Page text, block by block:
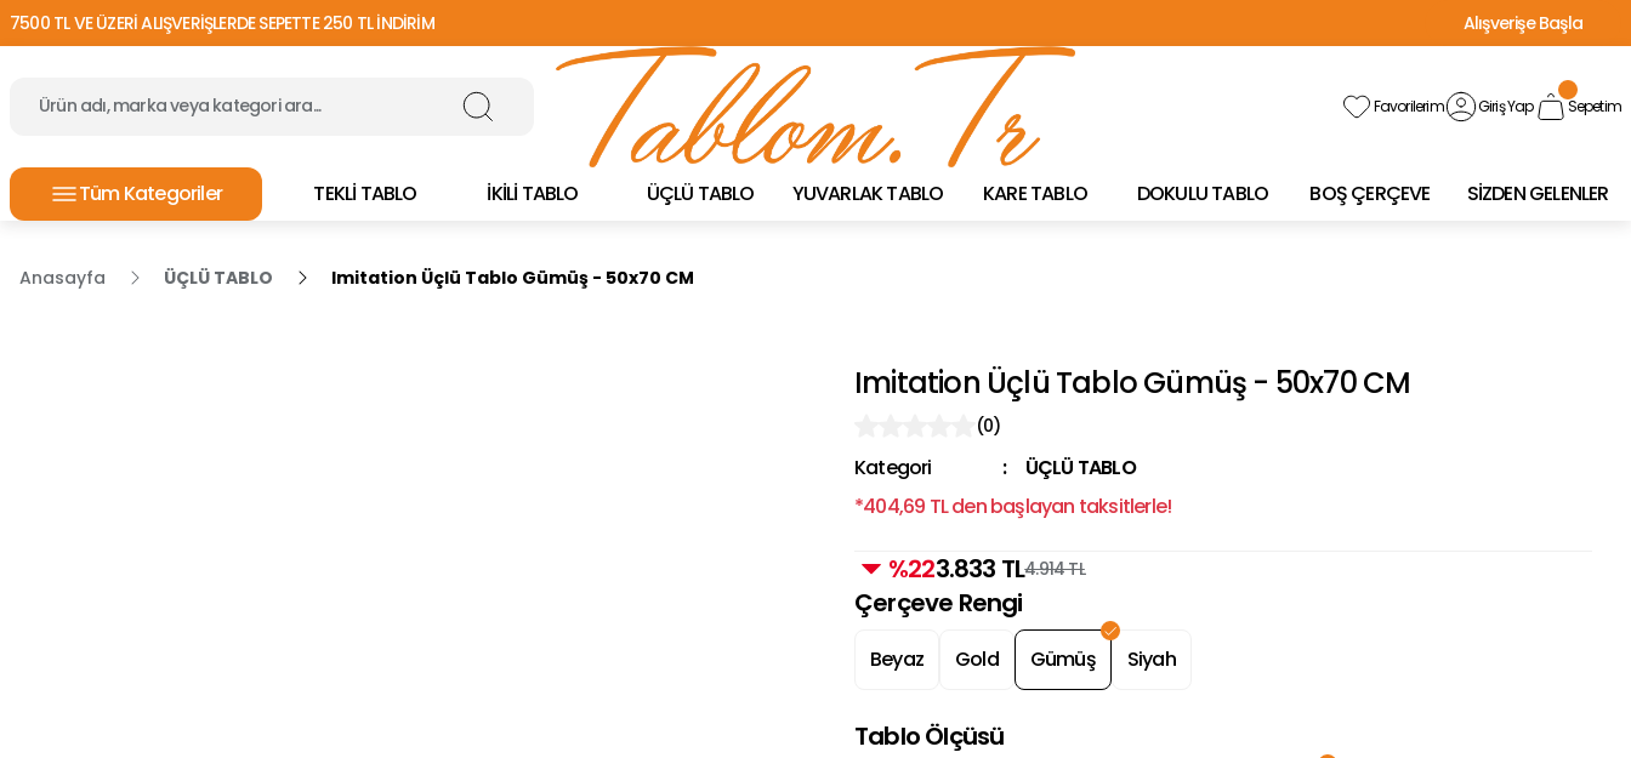
7500 TL VE ÜZERİ ALIŞVERİŞLERDE SEPETTE 250 TL İNDİRİM
Alışverişe Başla
TÜRKİYE'NİN HER YERİNE ÜCRETSİZ KARGO!
Favorilerim Giriş Yap Sepetim
Tüm Kategoriler TEKLİ TABLO İKİLİ TABLO ÜÇLÜ TABLO YUVARLAK TABLO KARE TABLO DOKULU TABLO BOŞ ÇERÇEVE SİZDEN GELENLER
Anasayfa ÜÇLÜ TABLO Imitation Üçlü Tablo Gümüş - 50x70 CM
Imitation Üçlü Tablo Gümüş - 50x70 CM
(0)
Kategori
ÜÇLÜ TABLO
*404,69 TL den başlayan taksitlerle!
%223.833 TL4.914 TL
Çerçeve Rengi
Beyaz Gold Gümüş Siyah
Tablo Ölçüsü